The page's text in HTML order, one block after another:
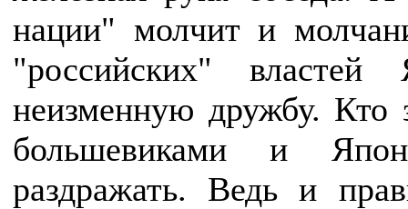
нации" молчит и
"российских" властей
неизменную дружбу. Кто
большевиками и
раздражать. Ведь и